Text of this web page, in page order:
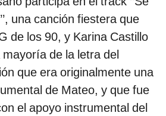
una canción fiestera que
de los 90, y Karina Castillo
de la letra del
que era originalmente una
de Mateo, y que fue
el apoyo instrumental del